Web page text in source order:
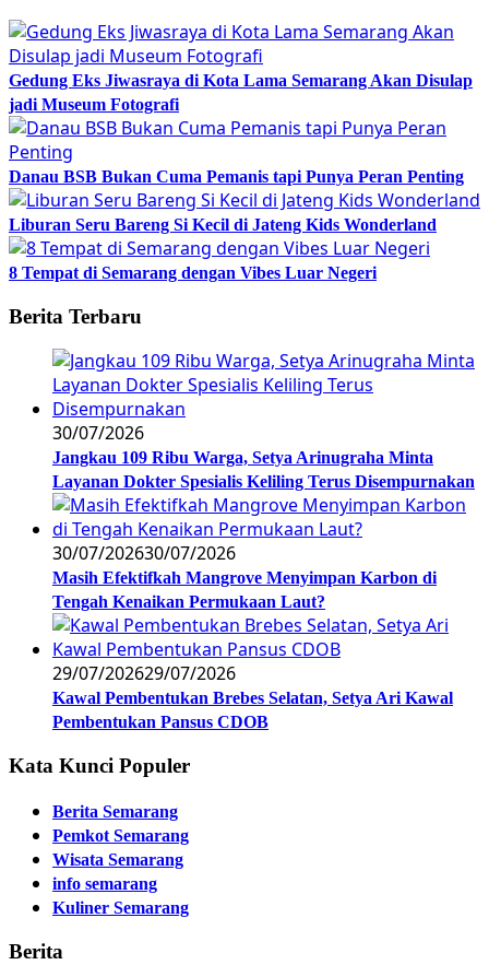
Gedung Eks Jiwasraya di Kota Lama Semarang Akan Disulap
jadi Museum Fotografi
Danau BSB Bukan Cuma Pemanis tapi Punya Peran Penting
Liburan Seru Bareng Si Kecil di Jateng Kids Wonderland
8 Tempat di Semarang dengan Vibes Luar Negeri
Berita Terbaru
30/07/2026
Jangkau 109 Ribu Warga, Setya Arinugraha Minta
Layanan Dokter Spesialis Keliling Terus Disempurnakan
30/07/202630/07/2026
Masih Efektifkah Mangrove Menyimpan Karbon di
Tengah Kenaikan Permukaan Laut?
29/07/202629/07/2026
Kawal Pembentukan Brebes Selatan, Setya Ari Kawal
Pembentukan Pansus CDOB
Kata Kunci Populer
Berita Semarang
Pemkot Semarang
Wisata Semarang
info semarang
Kuliner Semarang
Berita